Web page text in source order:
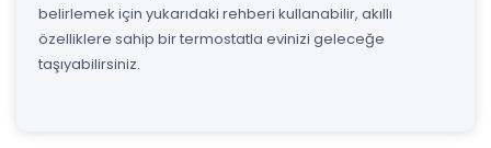
belirlemek için yukarıdaki rehberi kullanabilir, akıllı
özelliklere sahip bir termostatla evinizi geleceğe
taşıyabilirsiniz.